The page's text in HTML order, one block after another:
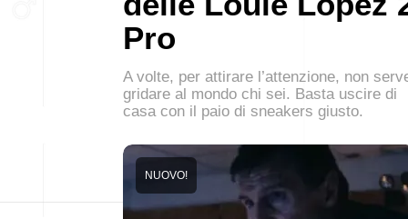
Pro
A volte, per attirare l’attenzione, non
gridare al mondo chi sei. Basta uscire di
casa con il paio di sneakers giusto.
NUOVO!